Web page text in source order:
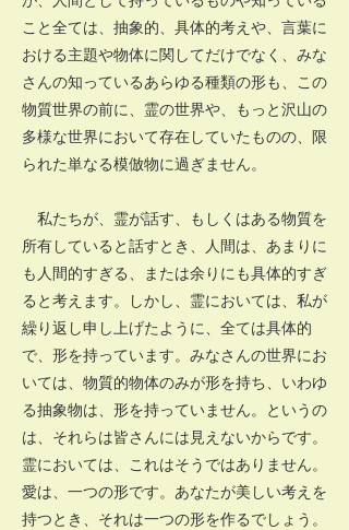
こと全ては、抽象的、具体的考えや、言葉に
おける主題や物体に関してだけでなく、みな
さんの知っているあらゆる種類の形も、この
物質世界の前に、霊の世界や、もっと沢山の
多様な世界において存在していたものの、限
られた単なる模倣物に過ぎません。
私たちが、霊が話す、もしくはある物質を
所有していると話すとき、人間は、あまりに
も人間的すぎる、または余りにも具体的すぎ
ると考えます。しかし、霊においては、私が
繰り返し申し上げたように、全ては具体的
で、形を持っています。みなさんの世界にお
いては、物質的物体のみが形を持ち、いわゆ
る抽象物は、形を持っていません。というの
は、それらは皆さんには見えないからです。
霊においては、これはそうではありません。
愛は、一つの形です。あなたが美しい考えを
持つとき、それは一つの形を作るでしょう。